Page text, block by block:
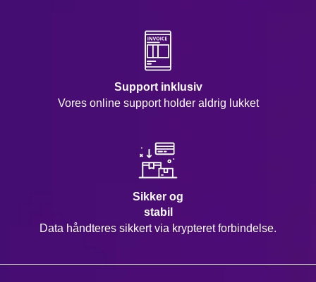
Support inklusiv
Vores online support holder aldrig lukket
Sikker og
stabil
Data håndteres sikkert via krypteret forbindelse.